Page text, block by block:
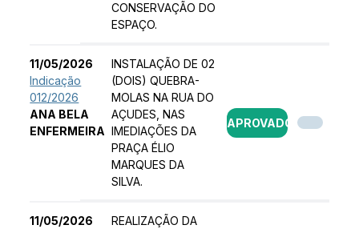
CONSERVAÇÃO DO
ESPAÇO.
11/05/2026
Indicação
012/2026
ANA BELA
ENFERMEIRA
INSTALAÇÃO DE 02
(DOIS) QUEBRA-
MOLAS NA RUA DO
AÇUDES, NAS
IMEDIAÇÕES DA
PRAÇA ÉLIO
MARQUES DA
SILVA.
APROVADO
11/05/2026
REALIZAÇÃO DA